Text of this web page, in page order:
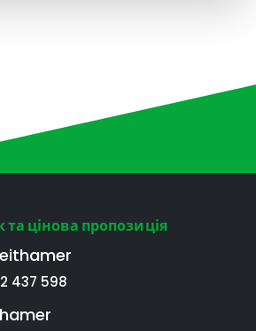
та цінова пропозиція
437 598